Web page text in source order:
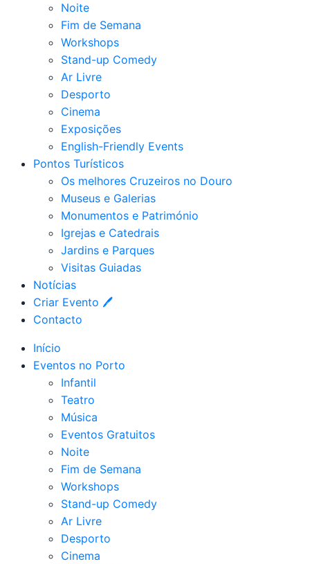
Noite
Fim de Semana
Workshops
Stand-up Comedy
Ar Livre
Desporto
Cinema
Exposições
English-Friendly Events
Pontos Turísticos
Os melhores Cruzeiros no Douro​
Museus e Galerias
Monumentos e Património
Igrejas e Catedrais
Jardins e Parques
Visitas Guiadas
Notícias
Criar Evento 🖊
Contacto
Início
Eventos no Porto
Infantil
Teatro
Música
Eventos Gratuitos
Noite
Fim de Semana
Workshops
Stand-up Comedy
Ar Livre
Desporto
Cinema